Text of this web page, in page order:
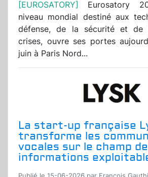
[EUROSATORY] Eurosatory
niveau mondial destiné aux
défense, de la sécurité et de
crises, ouvre ses portes
juin à Paris Nord...
La start-up française
transforme les
vocales sur le champ
informations